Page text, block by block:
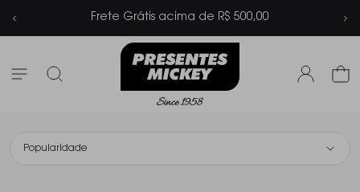
Parcelamento em até 6x sem juros
Popularidade